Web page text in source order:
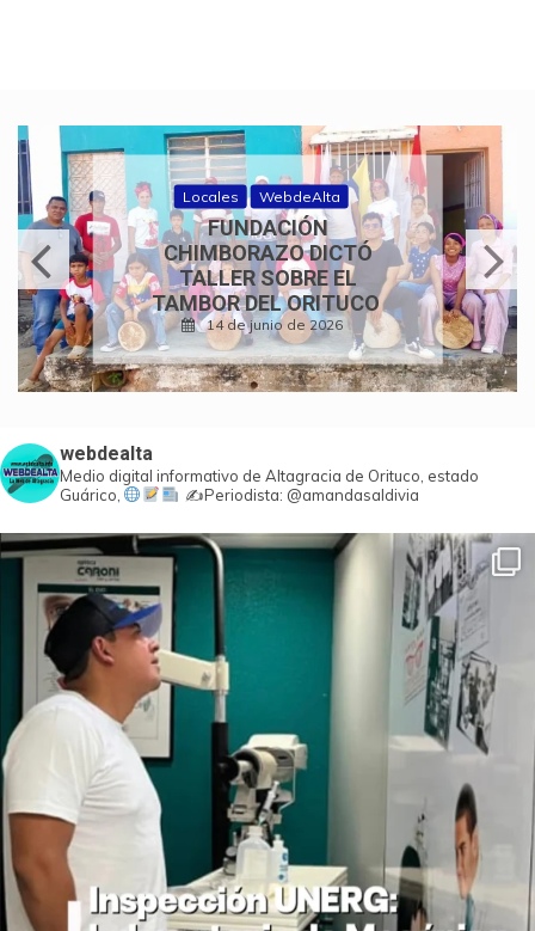
Historias de fe WebdeAlta
350 AÑOS DE FE Y
TRADICIÓN: CONCIERTO
DE COROS
PARROQUIALES
24 de mayo de 2026
webdealta
Medio digital informativo de Altagracia de Orituco, estado
Guárico,
✍️Periodista: @amandasaldivia